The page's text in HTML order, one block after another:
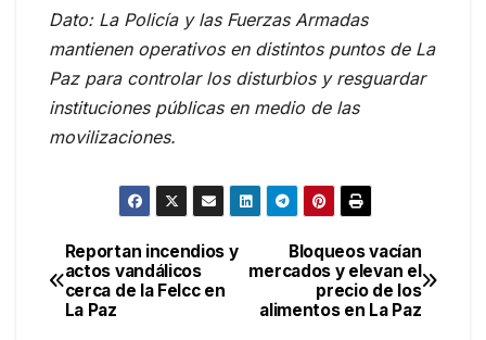
Dato: La Policía y las Fuerzas Armadas
mantienen operativos en distintos puntos de La
Paz para controlar los disturbios y resguardar
instituciones públicas en medio de las
movilizaciones.
Navegación
de
Bloqueos vacían
mercados y elevan el
precio de los
alimentos en La Paz
Reportan incendios y
actos vandálicos
cerca de la Felcc en
La Paz